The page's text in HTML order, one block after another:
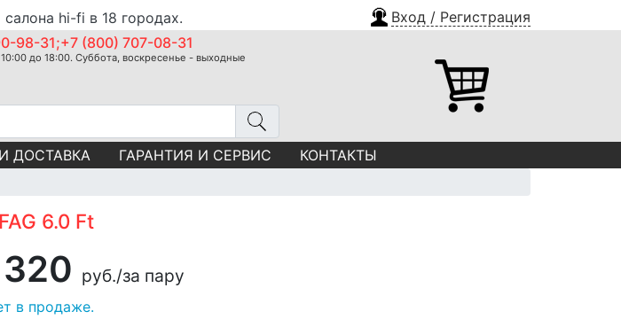
hi-fi в 18 городах. Вход / Регистрация
98-31;+7 (800) 707-08-31
до 18:00. Суббота, воскресенье - выходные
ДОСТАВКА ГАРАНТИЯ И СЕРВИС КОНТАКТЫ
6.0 Ft
руб./за пару
в продаже.